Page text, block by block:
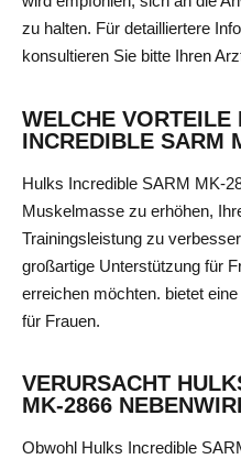
zu halten. Für detailliertere
konsultieren Sie bitte Ihren
WELCHE VORTEILE
INCREDIBLE SARM
Hulks Incredible SARM MK-
Muskelmasse zu erhöhen,
Trainingsleistung zu
großartige Unterstützung für
erreichen möchten. bietet
für Frauen.
VERURSACHT
MK-2866
Obwohl Hulks Incredible